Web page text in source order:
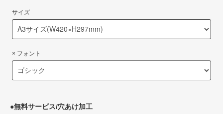
サイズ
× フォント
●無料サービス/穴あけ加工